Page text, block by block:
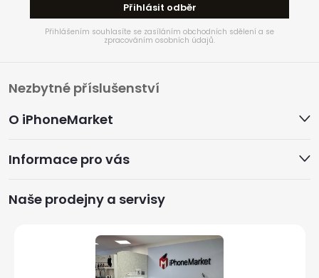
Přihlásit odběr
Přihlášením souhlasíte se zasíláním obchodních sdělení a se
zpracováním osobních údajů.
Z
á
p
a
O iPhoneMarket
Informace pro vás
Naše prodejny a servisy
Nezbytné příslušenství